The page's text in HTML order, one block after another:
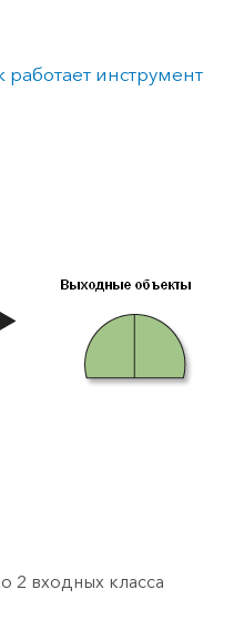
инструмент
2 входных класса